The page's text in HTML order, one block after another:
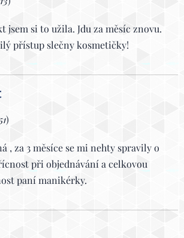
jsem si to užila. Jdu za měsíc znovu.
přístup slečny kosmetičky!
)
, za 3 měsíce se mi nehty spravily o
při objednávání a celkovou
paní manikérky.